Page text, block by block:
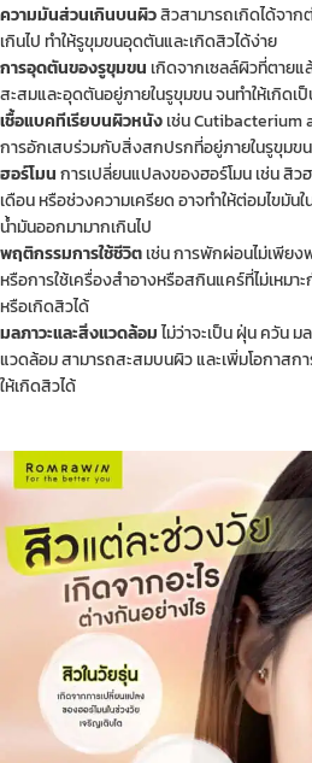
ความมันส่วนเกินบนผิวสิวสามารถเกิดได้จา
เกินไป ทำให้รูขุมขนอุดตันและเกิดสิวได้ง่าย
การอุดตันของรูขุมขน เกิดจากเซลล์ผิวที่ตาย
สะสมและอุดตันอยู่ภายในรูขุมขน จนทำให้เกิดเ
เชื้อแบคทีเรียบนผิวหนังเช่น Cutibacterium
การอักเสบร่วมกับสิ่งสกปรกที่อยู่ภายในรูขุมขน
ฮอร์โมนการเปลี่ยนแปลงของฮอร์โมน เช่นสิว
เดือน หรือช่วงความเครียด อาจทำให้ต่อมไขมั
น้ำมันออกมามากเกินไป
พฤติกรรมการใช้ชีวิตเช่น การพักผ่อนไม่เพียง
หรือการใช้เครื่องสำอางหรือสกินแคร์ที่ไม่เหม
หรือเกิดสิวได้
มลภาวะและสิ่งแวดล้อมไม่ว่าจะเป็นฝุ่น ควัน ม
แวดล้อม สามารถสะสมบนผิว และเพิ่มโอกาสก
ให้เกิดสิวได้